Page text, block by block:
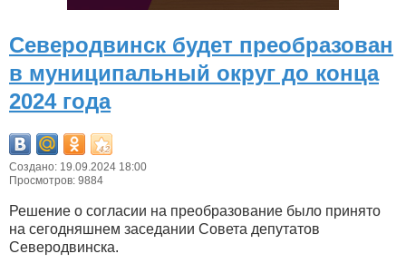
Северодвинск будет преобразован
в муниципальный округ до конца
2024 года
Создано: 19.09.2024 18:00
Просмотров: 9884
Решение о согласии на преобразование было принято
на сегодняшнем заседании Совета депутатов
Северодвинска.